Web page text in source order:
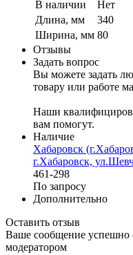
В наличии
Нет
Длина, мм
340
Ширина, мм 80
Отзывы
Задать вопрос
Вы можете задать
товару или работе
Наши
вам помогут.
Наличие
Хабаровск
г.Хабаровск,
461-298
По запросу
Дополнительно
Оставить отзыв
Ваше сообщение успешно
модератором